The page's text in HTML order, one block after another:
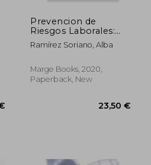
Prevencion de
Riesgos Laborales:
Personal de Oficinas y
Despachos (in
Ramírez Soriano, Alba
Marge Books, 2020,
Paperback, New